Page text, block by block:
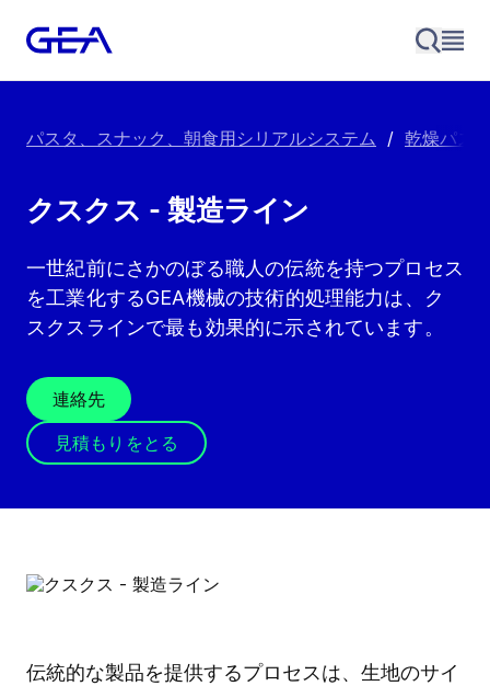
パスタ、スナック、朝食用シリアルシステム / 乾燥パス
クスクス - 製造ライン
一世紀前にさかのぼる職人の伝統を持つプロセス
を工業化するGEA機械の技術的処理能力は、ク
スクスラインで最も効果的に示されています。
連絡先
見積もりをとる
伝統的な製品を提供するプロセスは、生地のサイ